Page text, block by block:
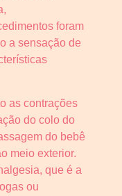
foram
a sensação de
as contrações
do colo do
do bebê
meio exterior.
que é a
ou